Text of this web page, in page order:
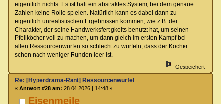
eigentlich nichts. Es ist halt ein abstraktes System, bei dem genaue
Zahlen keine Rolle spielen. Natürlich kann es dabei dann zu
eigentlich unrealistischen Ergebnissen kommen, wie z.B. der
Charakter, der seine Handwerksfertigkeits benutzt hat, um seinen
Pfeilköcher voll zu machen, um dann gleich im ersten Kampf bei
allen Ressourcenwürfen so schlecht zu würfeln, dass der Köcher
schon nach weniger Runden leer ist.
Gespeichert
Eisenmeile
Re: [Hyperdrama-Rant] Ressourcenwürfel
« Antwort #28 am: 28.04.2026 | 14:48 »